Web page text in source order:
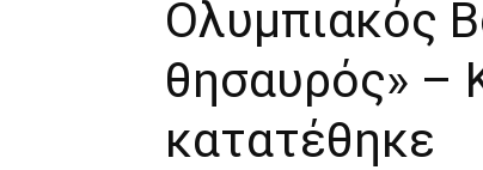
Ολυμπιακός
θησαυρός» –
κατατέθηκε